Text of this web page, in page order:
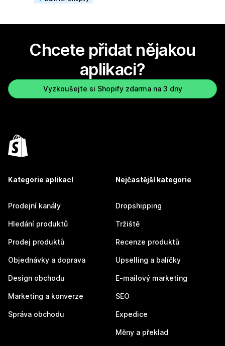
Chcete přidat nějakou
aplikaci?
Vyzkoušejte si Shopify zdarma na 3 dny
Kategorie aplikací
Prodejní kanály
Hledání produktů
Prodej produktů
Objednávky a doprava
Design obchodu
Marketing a konverze
Správa obchodu
Nejčastější kategorie
Dropshipping
Tržiště
Recenze produktů
Upselling a balíčky
E-mailový marketing
SEO
Expedice
Měny a překlad